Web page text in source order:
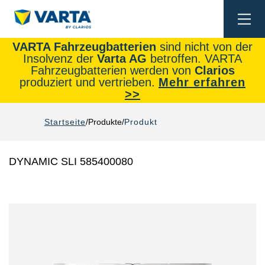
VARTA Fahrzeugbatterien sind nicht von der
Insolvenz der Varta AG betroffen. VARTA
Fahrzeugbatterien werden von Clarios
produziert und vertrieben. Mehr erfahren
>>
Startseite Produkte Produkt
DYNAMIC SLI 585400080